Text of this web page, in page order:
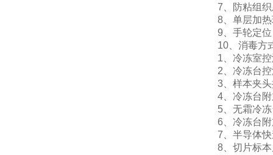
7、防粘组织压
8、单层加热
9、手轮定位
10、消毒方式
1、冷冻室控
2、冷冻台控
3、样本夹头
4、冷冻台附
5、无霜冷冻
6、冷冻台附
7、半导体快
8、切片标本